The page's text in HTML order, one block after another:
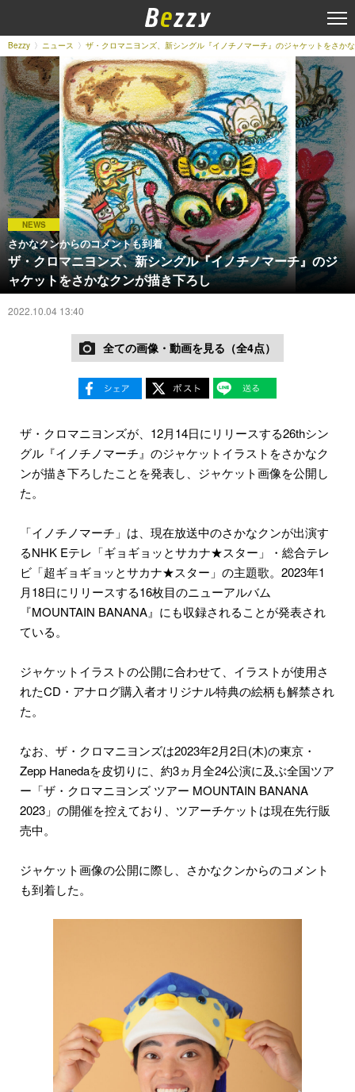
Bezzy ニュース ザ・クロマニヨンズ、新シングル『イノチノマーチ』のジャケットをさか
NEWS
さかなクンからのコメントも到着
ザ・クロマニヨンズ、新シングル『イノチノマーチ』のジ
ャケットをさかなクンが描き下ろし
2022.10.04 13:40
全ての画像・動画を見る（全4点）
ザ・クロマニヨンズが、12月14日にリリースする26thシン
グル『イノチノマーチ』のジャケットイラストをさかなク
ンが描き下ろしたことを発表し、ジャケット画像を公開し
た。
「イノチノマーチ」は、現在放送中のさかなクンが出演す
るNHK Eテレ「ギョギョッとサカナ★スター」・総合テレ
ビ「超ギョギョッとサカナ★スター」の主題歌。2023年1
月18日にリリースする16枚目のニューアルバム
『MOUNTAIN BANANA』にも収録されることが発表され
ている。
ジャケットイラストの公開に合わせて、イラストが使用さ
れたCD・アナログ購入者オリジナル特典の絵柄も解禁され
た。
なお、ザ・クロマニヨンズは2023年2月2日(木)の東京・
Zepp Hanedaを皮切りに、約3ヵ月全24公演に及ぶ全国ツア
ー「ザ・クロマニヨンズ ツアー MOUNTAIN BANANA
2023」の開催を控えており、ツアーチケットは現在先行販
売中。
ジャケット画像の公開に際し、さかなクンからのコメント
も到着した。